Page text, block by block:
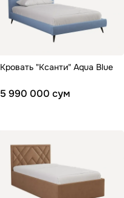
Кровать "Ксанти" Aqua Blue
5 990 000 сум